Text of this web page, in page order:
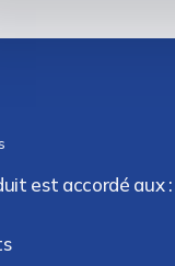
est accordé aux :